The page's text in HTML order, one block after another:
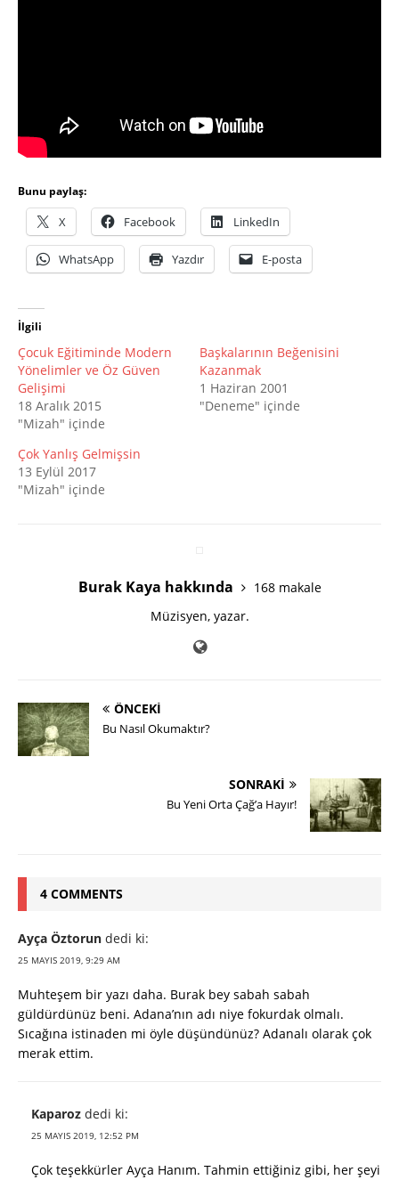
Bunu paylaş:
X Facebook LinkedIn
WhatsApp Yazdır E-posta
İlgili
Çocuk Eğitiminde Modern
Yönelimler ve Öz Güven
Gelişimi
18 Aralık 2015
"Mizah" içinde
Başkalarının Beğenisini
Kazanmak
1 Haziran 2001
"Deneme" içinde
Çok Yanlış Gelmişsin
13 Eylül 2017
"Mizah" içinde
Burak Kaya hakkında
168 makale
Müzisyen, yazar.
ÖNCEKI
Bu Nasıl Okumaktır?
SONRAKI
Bu Yeni Orta Çağ’a Hayır!
4 COMMENTS
Ayça Öztorun dedi ki:
25 MAYIS 2019, 9:29 AM
Muhteşem bir yazı daha. Burak bey sabah sabah
güldürdünüz beni. Adana’nın adı niye fokurdak olmalı.
Sıcağına istinaden mi öyle düşündünüz? Adanalı olarak çok
merak ettim.
Kaparoz dedi ki:
25 MAYIS 2019, 12:52 PM
Çok teşekkürler Ayça Hanım. Tahmin ettiğiniz gibi, her şeyi